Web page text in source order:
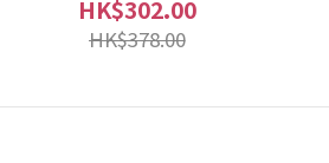
HK$302.00
HK$378.00